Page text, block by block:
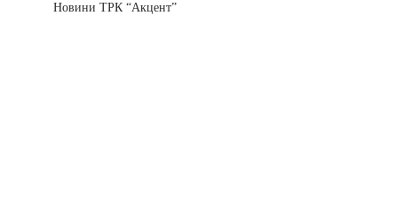
Новини ТРК “Акцент”